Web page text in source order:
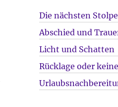
Die nächsten
Abschied und
Licht und Schatten
Rücklage oder